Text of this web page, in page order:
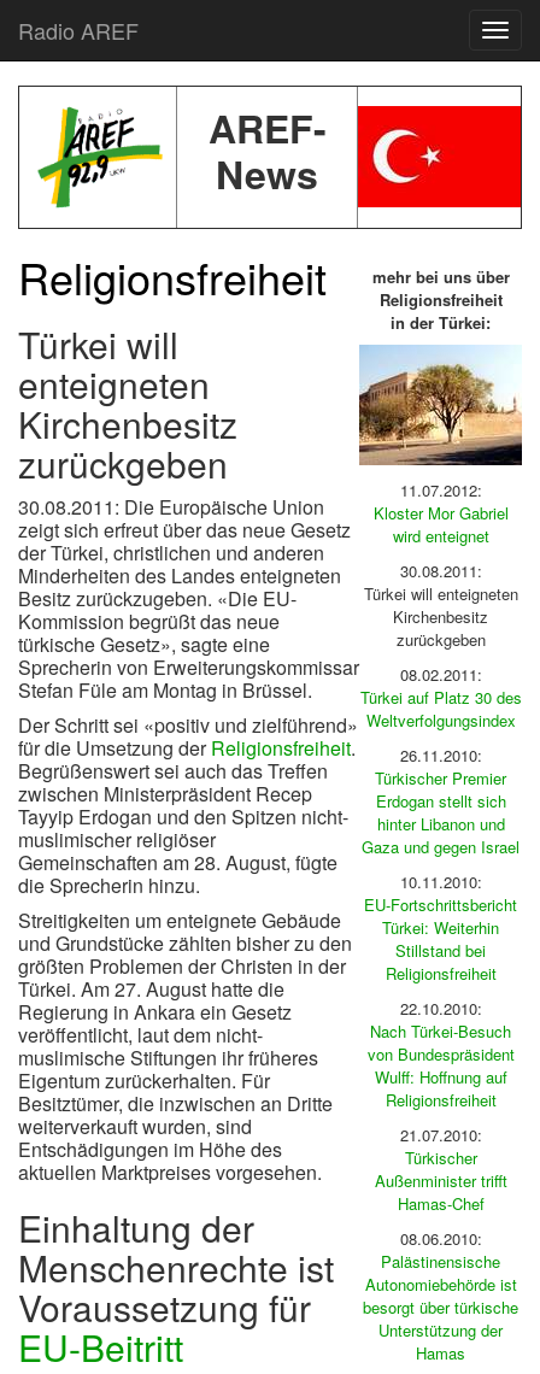
Radio AREF
AREF-
News
Religionsfreiheit
Türkei will
enteigneten
Kirchenbesitz
zurückgeben
30.08.2011: Die Europäische Union
zeigt sich erfreut über das neue Gesetz
der Türkei, christlichen und anderen
Minderheiten des Landes enteigneten
Besitz zurückzugeben. «Die EU-
Kommission begrüßt das neue
türkische Gesetz», sagte eine
Sprecherin von Erweiterungskommissar
Stefan Füle am Montag in Brüssel.
Der Schritt sei «positiv und zielführend»
für die Umsetzung derReligionsfreiheit.
Begrüßenswert sei auch das Treffen
zwischen Ministerpräsident Recep
Tayyip Erdogan und den Spitzen nicht-
muslimischer religiöser
Gemeinschaften am 28. August, fügte
die Sprecherin hinzu.
Streitigkeiten um enteignete Gebäude
und Grundstücke zählten bisher zu den
größten Problemen der Christen in der
Türkei. Am 27. August hatte die
Regierung in Ankara ein Gesetz
veröffentlicht, laut dem nicht-
muslimische Stiftungen ihr früheres
Eigentum zurückerhalten. Für
Besitztümer, die inzwischen an Dritte
weiterverkauft wurden, sind
Entschädigungen im Höhe des
aktuellen Marktpreises vorgesehen.
Einhaltung der
Menschenrechte ist
Voraussetzung für
EU-Beitritt
mehr bei uns über
Religionsfreiheit
in der Türkei:
11.07.2012:
Kloster Mor Gabriel
wird enteignet
30.08.2011:
Türkei will enteigneten
Kirchenbesitz
zurückgeben
08.02.2011:
Türkei auf Platz 30 des
Weltverfolgungsindex
26.11.2010:
Türkischer Premier
Erdogan stellt sich
hinter Libanon und
Gaza und gegen Israel
10.11.2010:
EU-Fortschrittsbericht
Türkei: Weiterhin
Stillstand bei
Religionsfreiheit
22.10.2010:
Nach Türkei-Besuch
von Bundespräsident
Wulff: Hoffnung auf
Religionsfreiheit
21.07.2010:
Türkischer
Außenminister trifft
Hamas-Chef
08.06.2010:
Palästinensische
Autonomiebehörde ist
besorgt über türkische
Unterstützung der
Hamas